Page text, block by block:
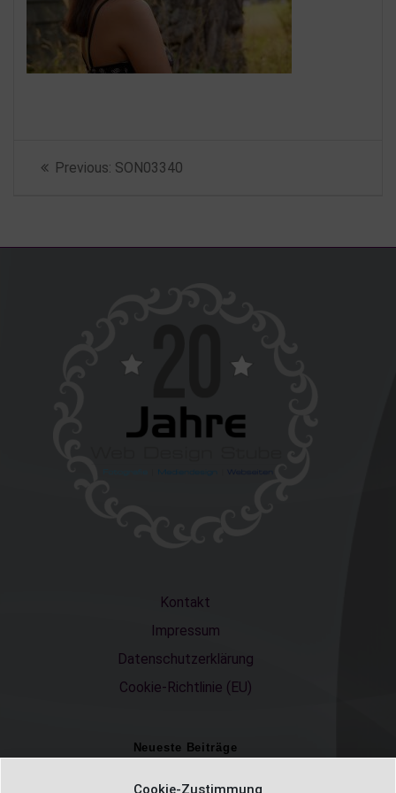
Cookie-Zustimmung
Beitragsnavigation
Previous: Previous
SON03340
Kontakt
Impressum
Datenschutzerklärung
Cookie-Richtlinie (EU)
Neueste Beiträge
Einschulungsfotos 2026 – ein unvergesslicher Moment